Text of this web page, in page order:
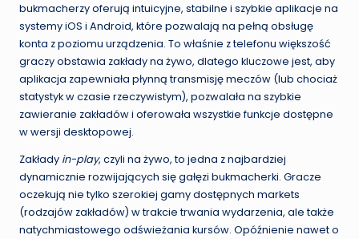
bukmacherzy oferują intuicyjne, stabilne i szybkie aplikacje na
systemy iOS i Android, które pozwalają na pełną obsługę
konta z poziomu urządzenia. To właśnie z telefonu większość
graczy obstawia zakłady na żywo, dlatego kluczowe jest, aby
aplikacja zapewniała płynną transmisję meczów (lub chociaż
statystyk w czasie rzeczywistym), pozwalała na szybkie
zawieranie zakładów i oferowała wszystkie funkcje dostępne
w wersji desktopowej.
Zakłady in-play, czyli na żywo, to jedna z najbardziej
dynamicznie rozwijających się gałęzi bukmacherki. Gracze
oczekują nie tylko szerokiej gamy dostępnych markets
(rodzajów zakładów) w trakcie trwania wydarzenia, ale także
natychmiastowego odświeżania kursów. Opóźnienie nawet o